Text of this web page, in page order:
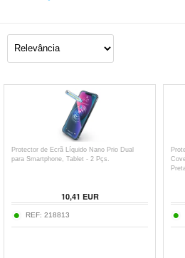
Protector de Ecrã Líquido Nano Prio Dual
para Smartphone, Tablet - 2 Pçs.
10,41 EUR
REF: 218813